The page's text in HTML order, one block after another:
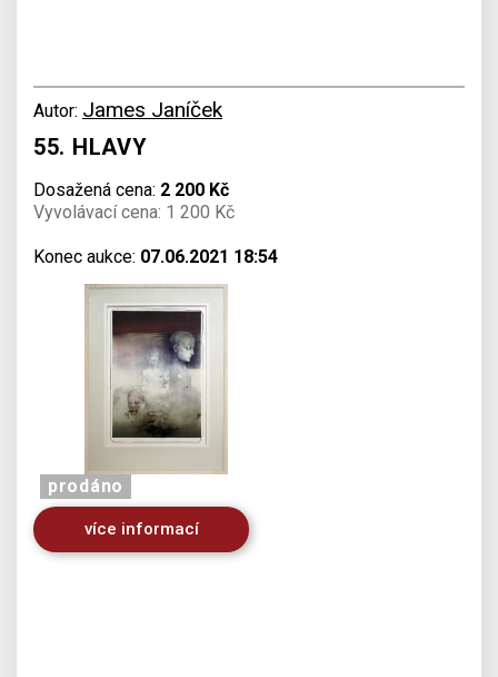
Autor: James Janíček
55. HLAVY
Dosažená cena: 2 200 Kč
Vyvolávací cena: 1 200 Kč
Konec aukce: 07.06.2021 18:54
prodáno
více informací